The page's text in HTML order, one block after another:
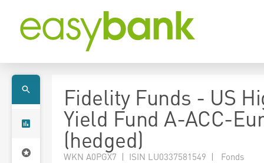
Fidelity Funds - US
Yield Fund A-ACC-
(hedged)
WKN A0PGX7 | ISIN LU0337581549 | Fonds